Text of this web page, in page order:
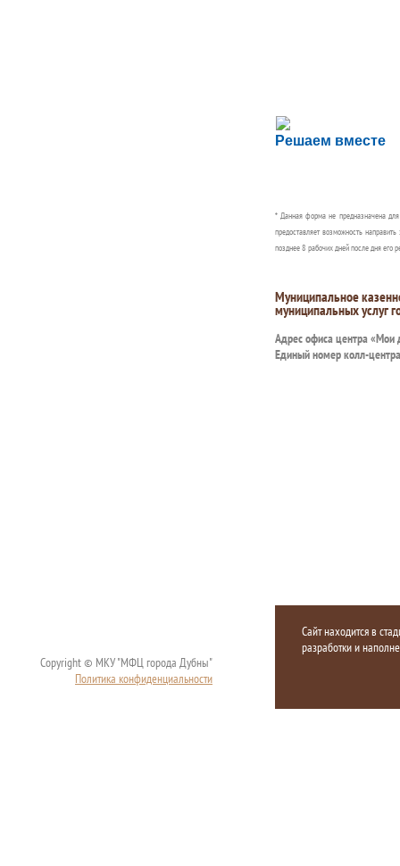
Решаем вместе
Сложности с
Сообщите об этом
* Данная форма не предназначена
предоставляет возможность
позднее 8 рабочих дней после дня его
Муниципальное
муниципальных услуг
Адрес офиса центра «Мои
Единый номер колл-
Copyright © МКУ "МФЦ города Дубны"
Политика конфиденциальности
Сайт находится в
разработки и